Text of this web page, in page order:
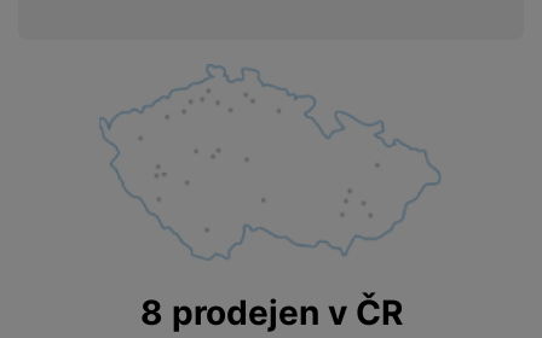
8 prodejen v ČR